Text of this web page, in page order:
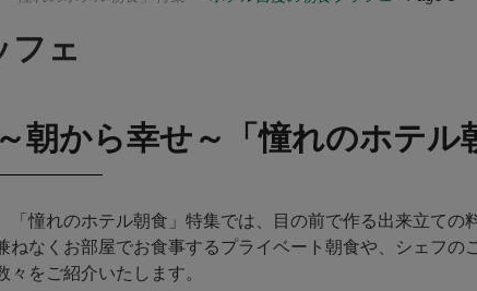
フェ
～朝から幸せ～「憧れのホテ
「憧れのホテル朝食」特集では、目の前で作る出来立ての
ねなくお部屋でお食事するプライベート朝食や、シェフ
々をご紹介いたします。